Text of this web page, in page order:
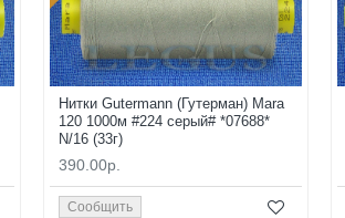
Нитки Gutermann (Гутерман) Mara
120 1000м #224 серый# *07688*
N/16 (33г)
390.00р.
Сообщить